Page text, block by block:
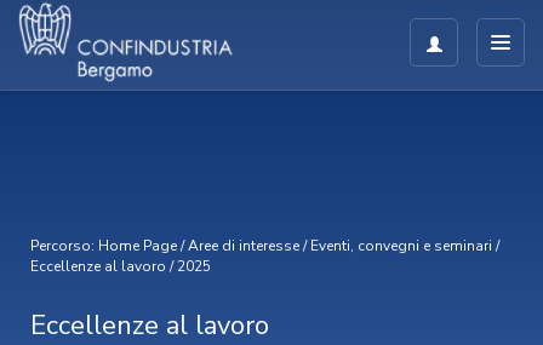
Percorso: Home Page/Aree di interesse/Eventi, convegni e seminari /
Eccellenze al lavoro /2025
Eccellenze al lavoro